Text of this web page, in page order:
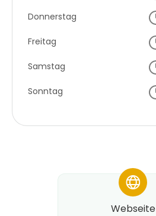
Donnerstag
Freitag
Samstag
Sonntag
*
Webseite